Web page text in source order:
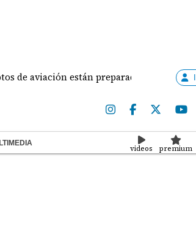
están preparados para ejercer la
videos premium